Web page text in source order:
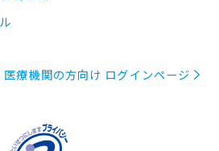
医療機関の方向け ログインページ